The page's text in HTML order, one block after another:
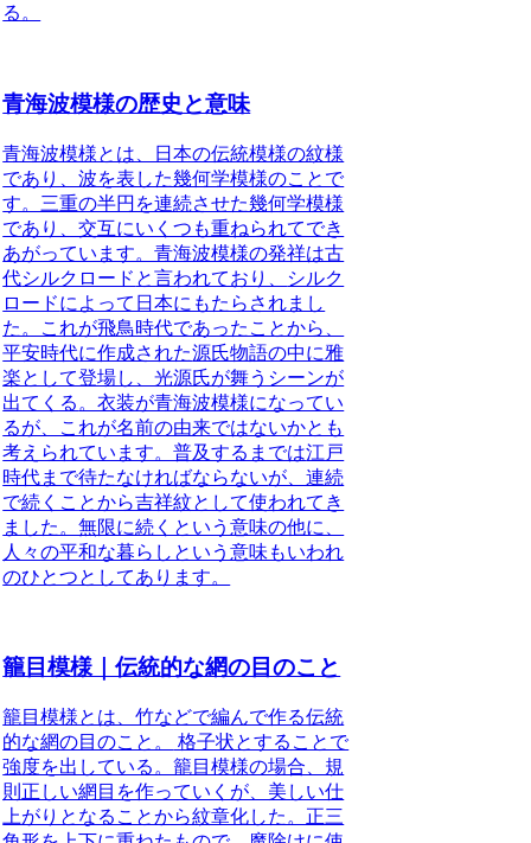
る。
青海波模様の歴史と意味
青海波模様とは、日本の伝統模様の紋様
であり、波を表した幾何学模様のことで
す。三重の半円を連続させた幾何学模様
であり、交互にいくつも重ねられてでき
あがっています。青海波模様の発祥は古
代シルクロード と言われており、
シルク
ロードによって日本にもたらされまし
た。これが飛鳥時代であったことから、
平安時代に作成された源氏物語の中に雅
楽として登場し、光源氏が舞うシーンが
出てくる 。衣装が青海波模様になってい
るが、これが名前の由来ではないかとも
考えられています。普及するまでは江戸
時代まで待たなければならないが、連続
で続くことから吉祥紋として使われてき
ました。無限に続くという意味の他に、
人々の平和な暮らしという意味もいわれ
のひとつとしてあります。
籠目模様｜伝統的な網の目のこと
籠目模様とは、竹などで編んで作る伝統
的な網の目のこと。
格子状とすることで
強度を出している。籠目模様の場合、規
則正しい網目を作っていくが、美しい仕
上がりとなることから紋章化した。正三